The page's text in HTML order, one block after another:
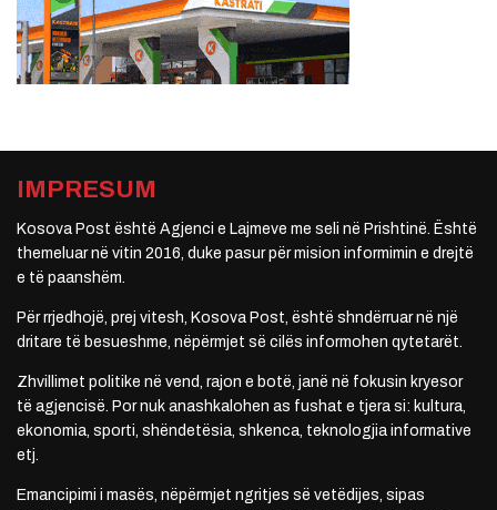
IMPRESUM
Kosova Post është Agjenci e Lajmeve me seli në Prishtinë. Është
themeluar në vitin 2016, duke pasur për mision informimin e drejtë
e të paanshëm.
Për rrjedhojë, prej vitesh, Kosova Post, është shndërruar në një
dritare të besueshme, nëpërmjet së cilës informohen qytetarët.
Zhvillimet politike në vend, rajon e botë, janë në fokusin kryesor
të agjencisë. Por nuk anashkalohen as fushat e tjera si: kultura,
ekonomia, sporti, shëndetësia, shkenca, teknologjia informative
etj.
Emancipimi i masës, nëpërmjet ngritjes së vetëdijes, sipas